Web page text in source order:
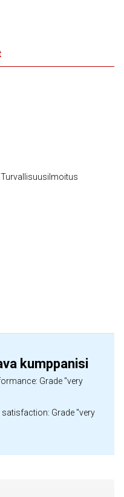
Turvallisuusilmoitus
kumppanisi
Grade "very
Grade "very